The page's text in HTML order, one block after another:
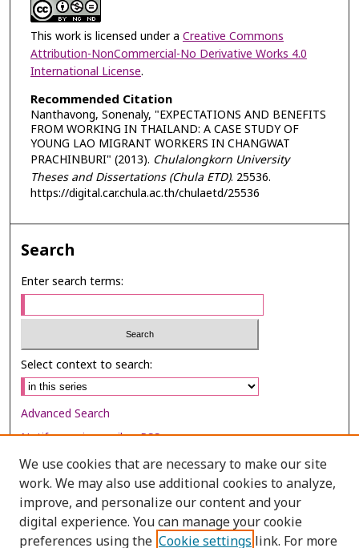
This work is licensed under a Creative Commons
Attribution-NonCommercial-No Derivative Works 4.0
International License.
Recommended Citation
Nanthavong, Sonenaly, "EXPECTATIONS AND BENEFITS
FROM WORKING IN THAILAND: A CASE STUDY OF
YOUNG LAO MIGRANT WORKERS IN CHANGWAT
PRACHINBURI" (2013). Chulalongkorn University
Theses and Dissertations (Chula ETD). 25536.
https://digital.car.chula.ac.th/chulaetd/25536
Search
Enter search terms:
Select context to search:
Advanced Search
Notify me via email orRSS
Browse
Collections
Disciplines
We use cookies that are necessary to make our site
work. We may also use additional cookies to analyze,
improve, and personalize our content and your
digital experience. You can manage your cookie
preferences using the Cookie settings link. For more